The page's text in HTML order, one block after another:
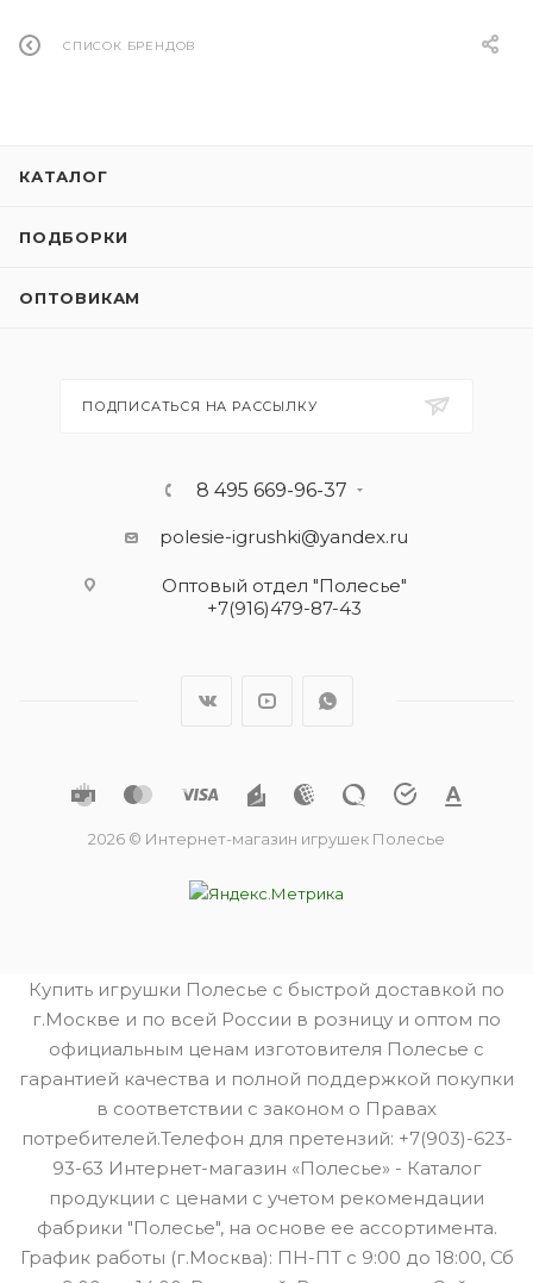
СПИСОК БРЕНДОВ
КАТАЛОГ
ПОДБОРКИ
ОПТОВИКАМ
ПОДПИСАТЬСЯ НА РАССЫЛКУ
8 495 669-96-37
polesie-igrushki@yandex.ru
Оптовый отдел "Полесье"
+7(916)479-87-43
2026 © Интернет-магазин игрушек Полесье
Купить игрушки Полесье с быстрой доставкой по
г.Москве и по всей России в розницу и оптом по
официальным ценам изготовителя Полесье с
гарантией качества и полной поддержкой покупки
в соответствии с законом о Правах
потребителей.Телефон для претензий: +7(903)-623-
93-63 Интернет-магазин «Полесье» - Каталог
продукции с ценами с учетом рекомендации
фабрики "Полесье", на основе ее ассортимента.
График работы (г.Москва): ПН-ПТ с 9:00 до 18:00, Сб